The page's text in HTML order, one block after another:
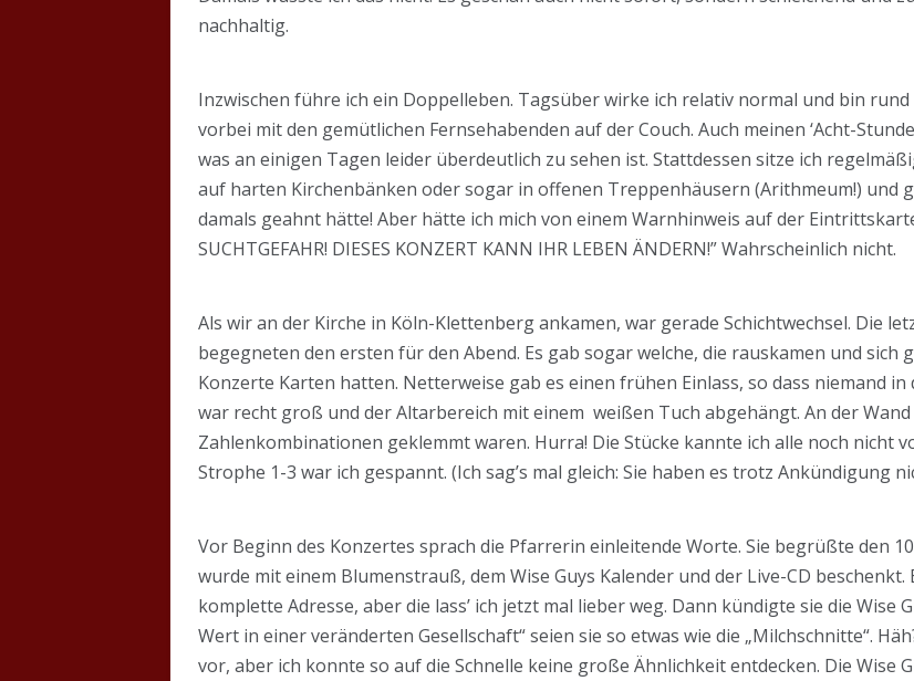
nachhaltig.
Inzwischen führe ich ein Doppelleben. Tagsüber wirke ich relativ normal und bin
vorbei mit den gemütlichen Fernsehabenden auf der Couch. Auch meinen ‘Acht-
was an einigen Tagen leider überdeutlich zu sehen ist. Stattdessen sitze ich
auf harten Kirchenbänken oder sogar in offenen Treppenhäusern (Arithmeum!) und
damals geahnt hätte! Aber hätte ich mich von einem Warnhinweis auf der
SUCHTGEFAHR! DIESES KONZERT KANN IHR LEBEN ÄNDERN!” Wahrscheinlich nicht.
Als wir an der Kirche in Köln-Klettenberg ankamen, war gerade Schichtwechsel. Die
begegneten den ersten für den Abend. Es gab sogar welche, die rauskamen und sich
Konzerte Karten hatten. Netterweise gab es einen frühen Einlass, so dass niemand
war recht groß und der Altarbereich mit einem weißen Tuch abgehängt. An der
Zahlenkombinationen geklemmt waren. Hurra! Die Stücke kannte ich alle noch nicht
Strophe 1-3 war ich gespannt. (Ich sag’s mal gleich: Sie haben es trotz Ankündigung
Vor Beginn des Konzertes sprach die Pfarrerin einleitende Worte. Sie begrüßte den
wurde mit einem Blumenstrauß, dem Wise Guys Kalender und der Live-CD
komplette Adresse, aber die lass’ ich jetzt mal lieber weg. Dann kündigte sie die Wise
Wert in einer veränderten Gesellschaft“ seien sie so etwas wie die „Milchschnitte“.
vor, aber ich konnte so auf die Schnelle keine große Ähnlichkeit entdecken. Die Wise